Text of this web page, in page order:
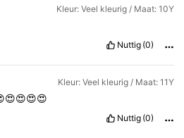
Kleur: Veel kleurig / Maat: 10Y
Nuttig (0)
Kleur: Veel kleurig / Maat: 11Y
Nuttig (0)